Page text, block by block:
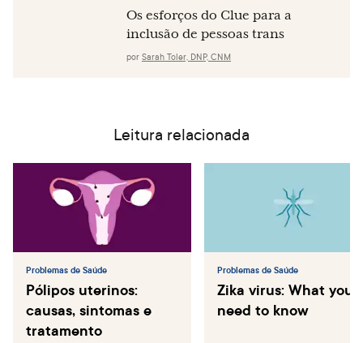
Os esforços do Clue para a
inclusão de pessoas trans
por Sarah Toler, DNP, CNM
Leitura relacionada
Problemas de Saúde
Pólipos uterinos:
causas, sintomas e
tratamento
Problemas de Saúde
Zika virus: What you
need to know